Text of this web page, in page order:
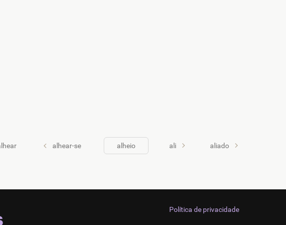
alhear-se alheio ali aliado
Política de privacidade